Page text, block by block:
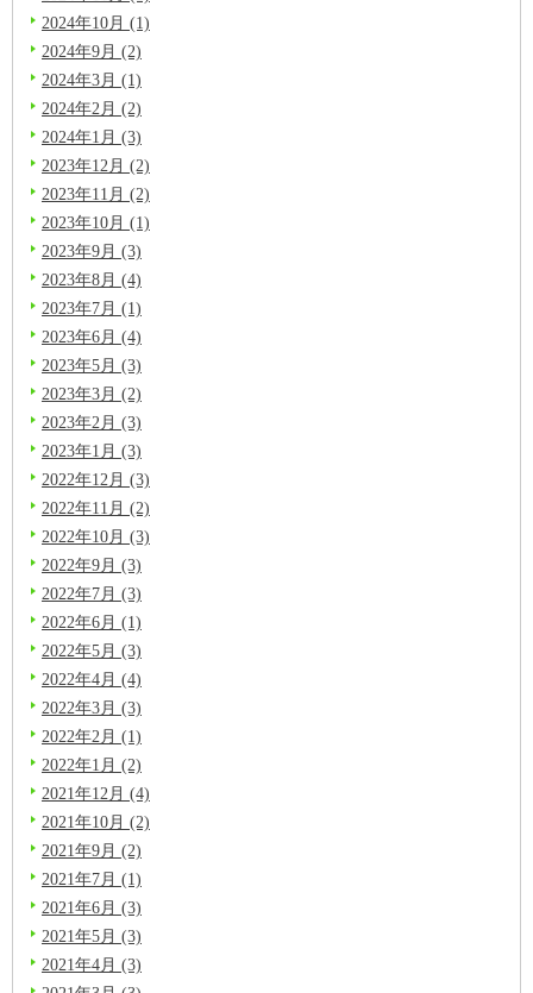
2024年10月 (1)
2024年9月 (2)
2024年3月 (1)
2024年2月 (2)
2024年1月 (3)
2023年12月 (2)
2023年11月 (2)
2023年10月 (1)
2023年9月 (3)
2023年8月 (4)
2023年7月 (1)
2023年6月 (4)
2023年5月 (3)
2023年3月 (2)
2023年2月 (3)
2023年1月 (3)
2022年12月 (3)
2022年11月 (2)
2022年10月 (3)
2022年9月 (3)
2022年7月 (3)
2022年6月 (1)
2022年5月 (3)
2022年4月 (4)
2022年3月 (3)
2022年2月 (1)
2022年1月 (2)
2021年12月 (4)
2021年10月 (2)
2021年9月 (2)
2021年7月 (1)
2021年6月 (3)
2021年5月 (3)
2021年4月 (3)